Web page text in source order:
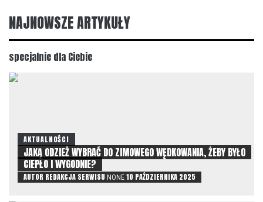
NAJNOWSZE ARTYKUŁY
specjalnie dla Ciebie
AKTUALNOŚCI
JAKĄ ODZIEŻ WYBRAĆ DO ZIMOWEGO WĘDKOWANIA, ŻEBY BYŁO
CIEPŁO I WYGODNIE?
AUTOR REDAKCJA SERWISU NONE 10 PAŹDZIERNIKA 2025